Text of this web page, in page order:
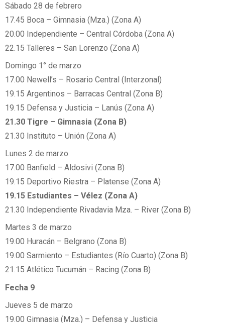
Sábado 28 de febrero
17.45 Boca – Gimnasia (Mza.) (Zona A)
20.00 Independiente – Central Córdoba (Zona A)
22.15 Talleres – San Lorenzo (Zona A)
Domingo 1° de marzo
17.00 Newell’s – Rosario Central (Interzonal)
19.15 Argentinos – Barracas Central (Zona B)
19.15 Defensa y Justicia – Lanús (Zona A)
21.30 Tigre – Gimnasia (Zona B)
21.30 Instituto – Unión (Zona A)
Lunes 2 de marzo
17.00 Banfield – Aldosivi (Zona B)
19.15 Deportivo Riestra – Platense (Zona A)
19.15 Estudiantes – Vélez (Zona A)
21.30 Independiente Rivadavia Mza. – River (Zona B)
Martes 3 de marzo
19.00 Huracán – Belgrano (Zona B)
19.00 Sarmiento – Estudiantes (Río Cuarto) (Zona B)
21.15 Atlético Tucumán – Racing (Zona B)
Fecha 9
Jueves 5 de marzo
19.00 Gimnasia (Mza.) – Defensa y Justicia